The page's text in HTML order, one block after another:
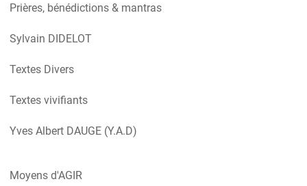
Prières, bénédictions & mantras
Sylvain DIDELOT
Textes Divers
Textes vivifiants
Yves Albert DAUGE (Y.A.D)
Moyens d'AGIR